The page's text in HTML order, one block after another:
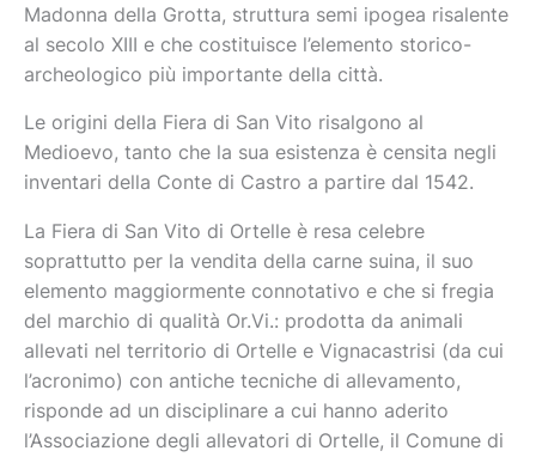
Madonna della Grotta, struttura semi ipogea risalente
al secolo XIII e che costituisce l’elemento storico-
archeologico più importante della città.
Le origini della Fiera di San Vito risalgono al
Medioevo, tanto che la sua esistenza è censita negli
inventari della Conte di Castro a partire dal 1542.
La Fiera di San Vito di Ortelle è resa celebre
soprattutto per la vendita della carne suina, il suo
elemento maggiormente connotativo e che si fregia
del marchio di qualità Or.Vi.: prodotta da animali
allevati nel territorio di Ortelle e Vignacastrisi (da cui
l’acronimo) con antiche tecniche di allevamento,
risponde ad un disciplinare a cui hanno aderito
l’Associazione degli allevatori di Ortelle, il Comune di